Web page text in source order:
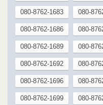
080-8762-1683 080-
080-8762-1686 080-
080-8762-1689 080-
080-8762-1692 080-
080-8762-1696 080-
080-8762-1699 080-